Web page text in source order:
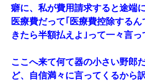
癖に、私が費用請求すると途端
医療費だって｢医療費控除する
きたら半額払えよ｣って一々言っ
ここへ来て何て器の小さい野郎
ど、自信満々に言ってくるから